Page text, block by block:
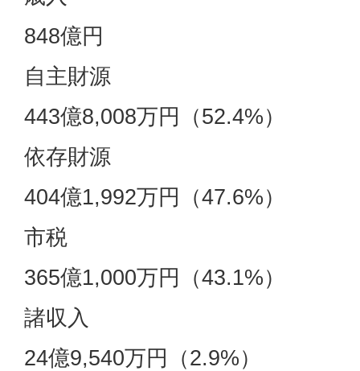
848億円
自主財源
443億8,008万円（52.4%）
依存財源
404億1,992万円（47.6%）
市税
365億1,000万円（43.1%）
諸収入
24億9,540万円（2.9%）